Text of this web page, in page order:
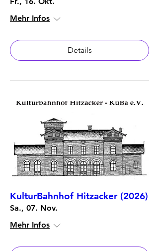
Mehr Infos
Details
KulturBahnhof Hitzacker (2026)
Sa., 07. Nov.
Mehr Infos